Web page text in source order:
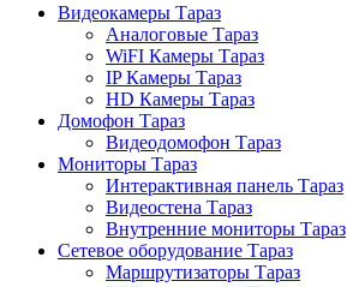
Видеокамеры Тараз
Аналоговые Тараз
WiFI Камеры Тараз
IP Камеры Тараз
HD Камеры Тараз
Домофон Тараз
Видеодомофон Тараз
Мониторы Тараз
Интерактивная панель Тараз
Видеостена Тараз
Внутренние мониторы Тараз
Сетевое оборудование Тараз
Маршрутизаторы Тараз